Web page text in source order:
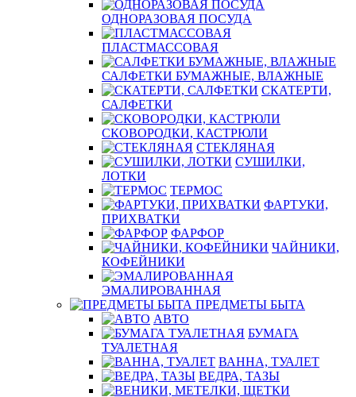
ОДНОРАЗОВАЯ ПОСУДА
ПЛАСТМАССОВАЯ
САЛФЕТКИ БУМАЖНЫЕ, ВЛАЖНЫЕ
СКАТЕРТИ,
САЛФЕТКИ
СКОВОРОДКИ, КАСТРЮЛИ
СТЕКЛЯНАЯ
СУШИЛКИ,
ЛОТКИ
ТЕРМОС
ФАРТУКИ,
ПРИХВАТКИ
ФАРФОР
ЧАЙНИКИ,
КОФЕЙНИКИ
ЭМАЛИРОВАННАЯ
ПРЕДМЕТЫ БЫТА
АВТО
БУМАГА
ТУАЛЕТНАЯ
ВАННА, ТУАЛЕТ
ВЕДРА, ТАЗЫ